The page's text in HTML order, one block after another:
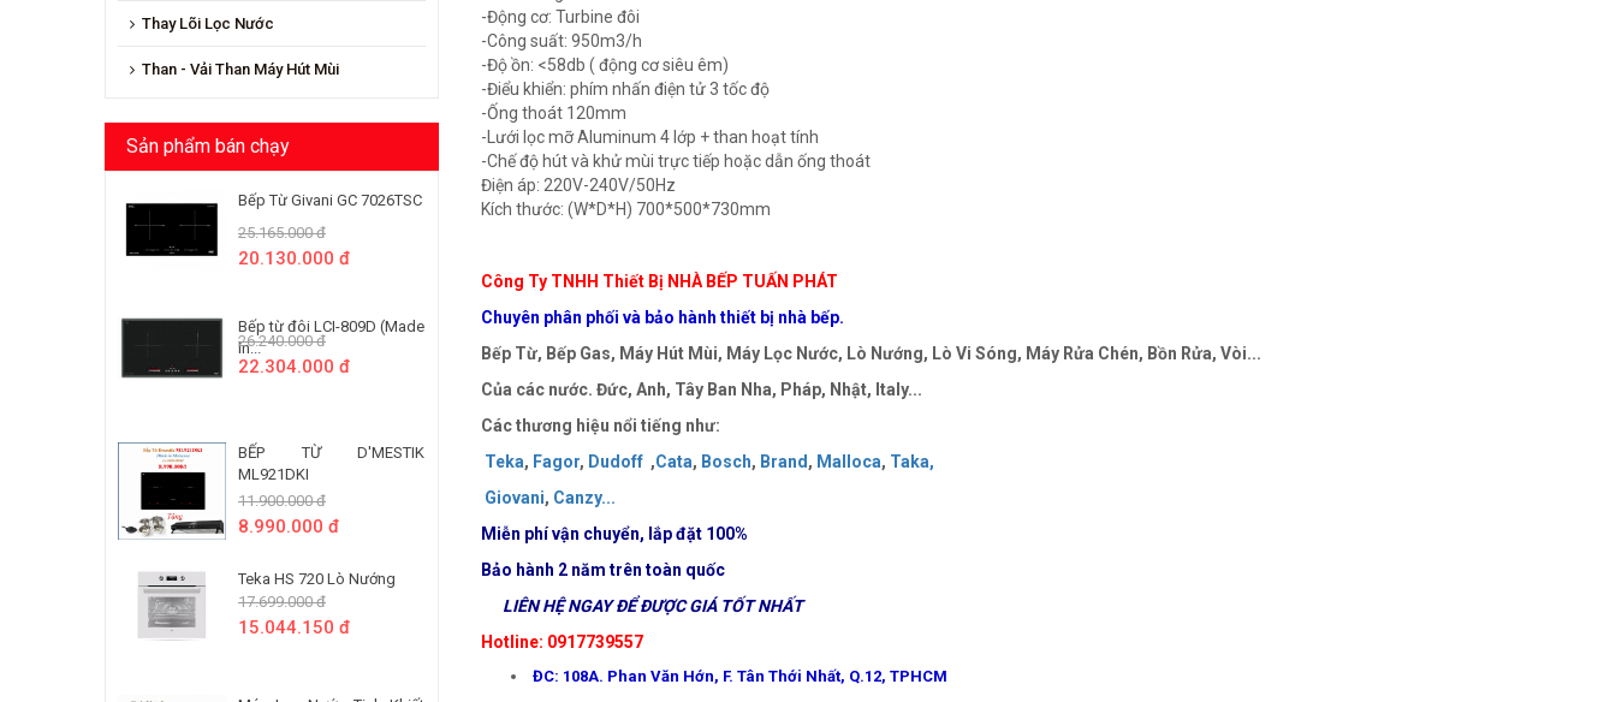
Thay Lõi Lọc Nước
Than - Vải Than Máy Hút Mùi
Sản phẩm bán chạy
Bếp Từ Givani GC 7026TSC
25.165.000 đ
20.130.000 đ
Bếp từ đôi LCI-809D (Made
In...
26.240.000 đ
22.304.000 đ
BẾP TỪ D'MESTIK
ML921DKI
11.900.000 đ
8.990.000 đ
Teka HS 720 Lò Nướng
17.699.000 đ
15.044.150 đ
-Động cơ: Turbine đôi
-Công suất: 950m3/h
-Độ ồn: <58db ( động cơ siêu êm)
-Điểu khiển: phím nhấn điện tử 3 tốc độ
-Ống thoát 120mm
-Lưới lọc mỡ Aluminum 4 lớp + than hoạt tính
-Chế độ hút và khử mùi trực tiếp hoặc dẫn ống thoát
Điện áp: 220V-240V/50Hz
Kích thước: (W*D*H) 700*500*730mm
Công Ty TNHH Thiết Bị NHÀ BẾP TUẤN PHÁT
Chuyên phân phối và bảo hành thiết bị nhà bếp.
Bếp Từ, Bếp Gas, Máy Hút Mùi, Máy Lọc Nước, Lò Nướng, Lò Vi Sóng, Máy Rửa Chén, Bồn Rửa, Vòi...
Của các nước. Đức, Anh, Tây Ban Nha, Pháp, Nhật, Italy...
Các thương hiệu nổi tiếng như:
Teka, Fagor, Dudoff ,Cata, Bosch, Brand, Malloca, Taka,
Giovani, Canzy...
Miễn phí vận chuyển, lắp đặt 100%
Bảo hành 2 năm trên toàn quốc
LIÊN HỆ NGAY ĐỂ ĐƯỢC GIÁ TỐT NHẤT
Hotline: 0917739557
ĐC: 108A. Phan Văn Hớn, F. Tân Thới Nhất, Q.12, TPHCM